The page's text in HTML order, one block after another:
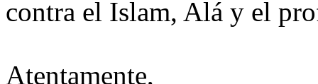
contra el Islam, Alá y el
Atentamente,